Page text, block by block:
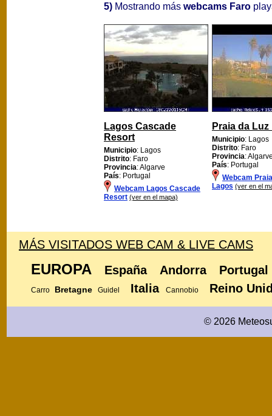
5) Mostrando más webcams Faro
Lagos Cascade
Resort
Municipio: Lagos
Distrito: Faro
Provincia: Algarve
País: Portugal
Webcam Lagos Cascade
Resort (ver en el mapa)
Praia da
Municipio: Lagos
Distrito: Faro
Provincia:
País: Portugal
Webcam
Lagos (ver en el
MÁS VISITADOS WEB CAM & LIVE CAMS
EUROPA España Andorra Portugal
Carro Bretagne Guidel Italia Cannobio Reino
© 2026